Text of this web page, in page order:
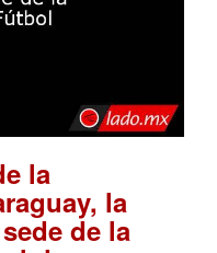
la
la
de la